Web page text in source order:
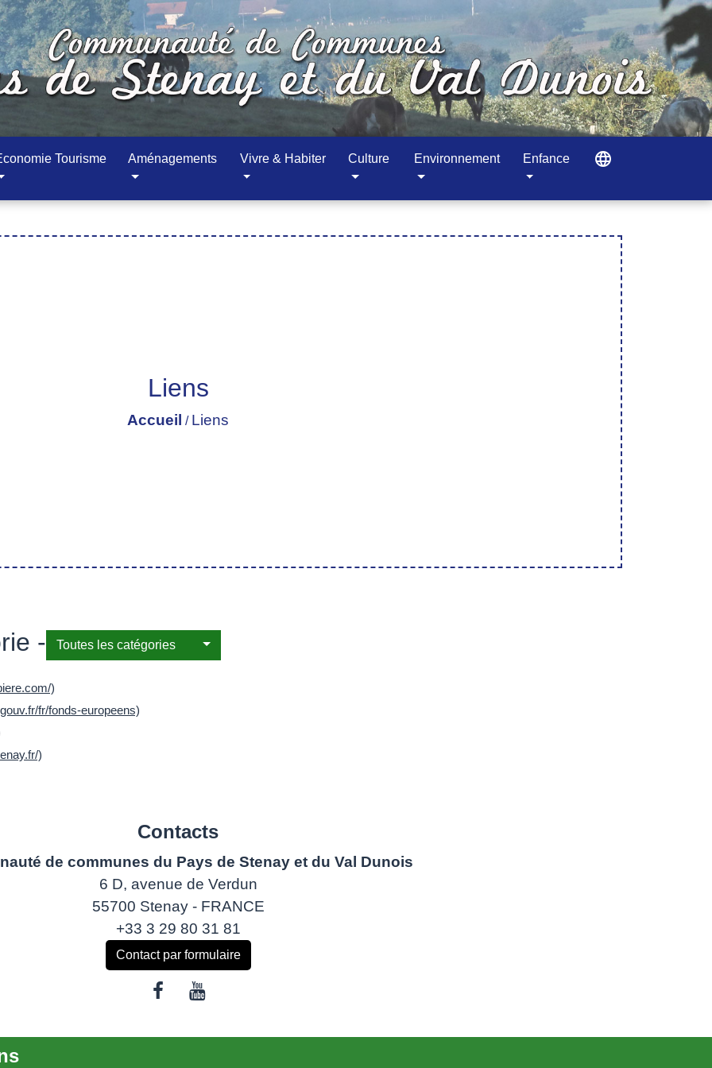
Tourisme Aménagements Vivre & Habiter Culture Environnement Enfance language
Liens
Accueil / Liens
- Toutes les catégories
)
fr/fonds-europeens)
)
Contacts
de communes du Pays de Stenay et du Val Dunois
6 D, avenue de Verdun
55700 Stenay - FRANCE
+33 3 29 80 31 81
Contact par formulaire